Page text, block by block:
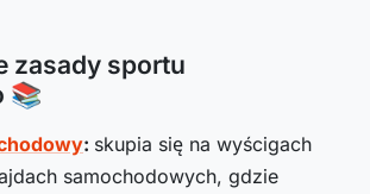
zasady sportu
📚
: skupia się na wyścigach
samochodowych, gdzie